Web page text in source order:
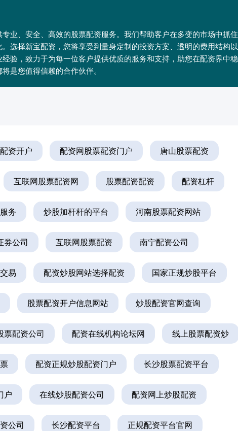
业、安全、高效的股票配资服务。我们帮助客户在多变的市场中抓住
选择新宝配资，您将享受到量身定制的投资方案、透明的费用结构以
验，致力于为每一位客户提供优质的服务和支持，助您在配资界中稳
是您值得信赖的合作伙伴。
资开户 配资网股票配资门户 唐山股票配资
互联网股票配资网 股票配资配资 配资杠杆
务 炒股加杆杆的平台 河南股票配资网站
券公司 互联网股票配资 南宁配资公司
易 配资炒股网站选择配资 国家正规炒股平台
股票配资开户信息网站 炒股配资官网查询
票配资公司 配资在线机构论坛网 线上股票配资炒
配资正规炒股配资门户 长沙股票配资平台
户 在线炒股配资公司 配资网上炒股配资
公司 长沙配资平台 正规配资平台官网